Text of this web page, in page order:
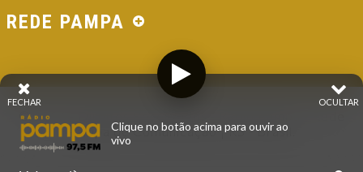
REDE PAMPA
© 2026 - Direitos Reservados - Rádio Pampa - Rede
Pampa de Comunicação | RS - Brasil.
OCULTAR
FECHAR
Clique no botão acima para ouvir ao
vivo